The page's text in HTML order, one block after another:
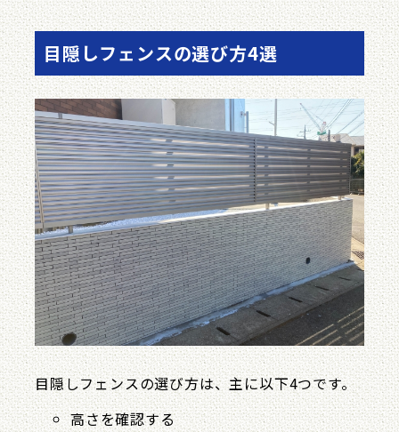
目隠しフェンスの選び方4選
目隠しフェンスの選び方は、主に以下4つです。
高さを確認する